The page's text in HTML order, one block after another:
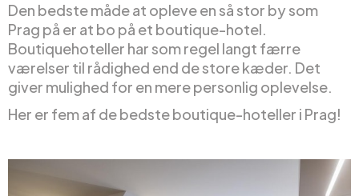
Den bedste måde at opleve en så stor by som
Prag på er at bo på et boutique-hotel.
Boutiquehoteller har som regel langt færre
værelser til rådighed end de store kæder. Det
giver mulighed for en mere personlig oplevelse.
Her er fem af de bedste boutique-hoteller i Prag!